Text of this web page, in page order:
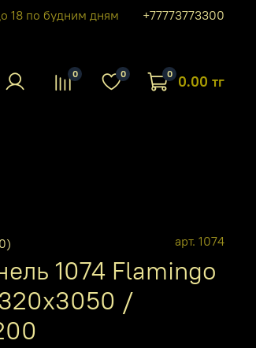
18 по будним дням +77773773300
0 0 0 0.00 тг
арт. 1074
1074 Flamingo
/